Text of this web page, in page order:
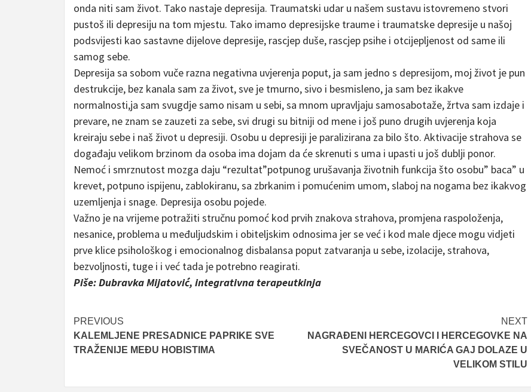
onda niti sam život. Tako nastaje depresija. Traumatski udar u našem sustavu istovremeno stvori
pustoš ili depresiju na tom mjestu. Tako imamo depresijske traume i traumatske depresije u našoj
podsvijesti kao sastavne dijelove depresije, rascjep duše, rascjep psihe i otcijepljenost od same ili
samog sebe.
Depresija sa sobom vuče razna negativna uvjerenja poput, ja sam jedno s depresijom, moj život je pun
destrukcije, bez kanala sam za život, sve je tmurno, sivo i besmisleno, ja sam bez ikakve
normalnosti,ja sam svugdje samo nisam u sebi, sa mnom upravljaju samosabotaže, žrtva sam izdaje i
prevare, ne znam se zauzeti za sebe, svi drugi su bitniji od mene i još puno drugih uvjerenja koja
kreiraju sebe i naš život u depresiji. Osobu u depresiji je paralizirana za bilo što. Aktivacije strahova se
događaju velikom brzinom da osoba ima dojam da će skrenuti s uma i upasti u još dublji ponor.
Nemoć i smrznutost mozga daju “rezultat”potpunog urušavanja životnih funkcija što osobu” baca” u
krevet, potpuno ispijenu, zablokiranu, sa zbrkanim i pomućenim umom, slaboj na nogama bez ikakvog
uzemljenja i snage. Depresija osobu pojede.
Važno je na vrijeme potražiti stručnu pomoć kod prvih znakova strahova, promjena raspoloženja,
nesanice, problema u međuljudskim i obiteljskim odnosima jer se već i kod male djece mogu vidjeti
prve klice psihološkog i emocionalnog disbalansa poput zatvaranja u sebe, izolacije, strahova,
bezvoljnosti, tuge i i već tada je potrebno reagirati.
Piše: Dubravka Mijatović, integrativna terapeutkinja
Post
navigation
PREVIOUS
KALEMLJENE PRESADNICE PAPRIKE SVE
TRAŽENIJE MEĐU HOBISTIMA
NEXT
NAGRAĐENI HERCEGOVCI I HERCEGOVKE NA
SVEČANOST U MARIĆA GAJ DOLAZE U
VELIKOM STILU